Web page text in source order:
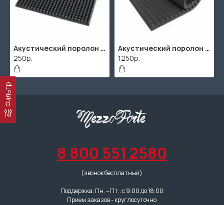
Фильтр
Акустический поролон "Пирамида" / 480x480х30мм / Темно-серый
250р.
Акустический поролон "Пирамида" / 2000х1000мм
1250р.
8 800 551 2580
(звонок бесплатный)
Поддержка: Пн. – Пт.: с 9:00 до 18:00
Прием заказов - круглосуточно